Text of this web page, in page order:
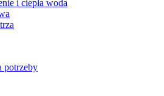
i ciepła woda
potrzeby